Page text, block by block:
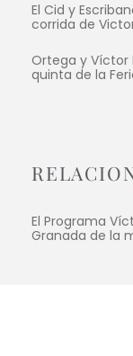
El Cid y
corrida de
Ortega y Víctor
quinta de la
El Programa
Granada de la